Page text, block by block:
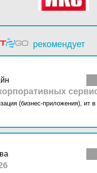
рекомендует
(бизнес-приложения), ит в